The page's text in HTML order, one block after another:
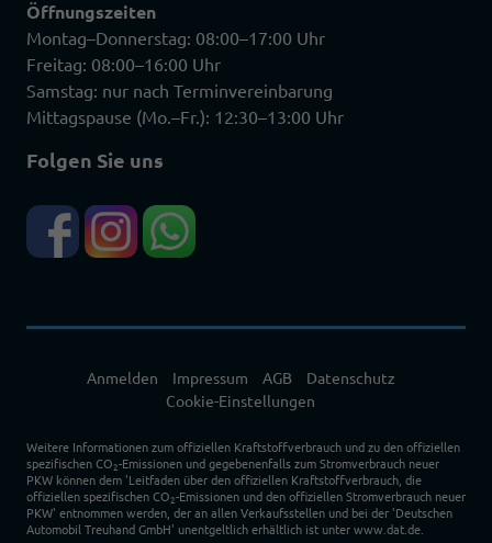
Öffnungszeiten
Montag–Donnerstag: 08:00–17:00 Uhr
Freitag: 08:00–16:00 Uhr
Samstag: nur nach Terminvereinbarung
Mittagspause (Mo.–Fr.): 12:30–13:00 Uhr
Folgen Sie uns
Anmelden Impressum AGB
Datenschutz
Cookie-Einstellungen
Weitere Informationen zum offiziellen Kraftstoffverbrauch und zu den offiziellen
spezifischen CO2-Emissionen und gegebenenfalls zum Stromverbrauch neuer
PKW können dem 'Leitfaden über den offiziellen Kraftstoffverbrauch, die
offiziellen spezifischen CO2-Emissionen und den offiziellen Stromverbrauch neuer
PKW' entnommen werden, der an allen Verkaufsstellen und bei der 'Deutschen
Automobil Treuhand GmbH' unentgeltlich erhältlich ist unter www.dat.de.